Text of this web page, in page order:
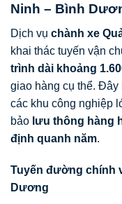
Ninh – Bình
Dịch vụ chành xe
khai thác tuyến vận
trình dài khoảng
giao hàng cụ thể.
các khu công nghiệp
bảo lưu thông hàng
định quanh năm.
Tuyến đường chính
Dương